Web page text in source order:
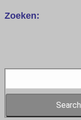
Zoeken:
for: